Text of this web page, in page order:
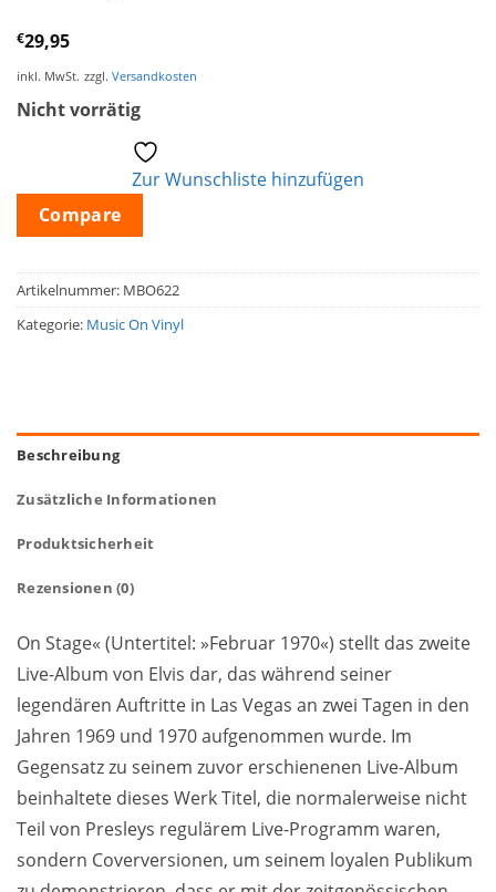
€29,95
inkl. MwSt. zzgl. Versandkosten
Nicht vorrätig
Zur Wunschliste hinzufügen
Compare
Artikelnummer: MBO622
Kategorie: Music On Vinyl
Beschreibung
Zusätzliche Informationen
Produktsicherheit
Rezensionen (0)
On Stage« (Untertitel: »Februar 1970«) stellt das zweite
Live-Album von Elvis dar, das während seiner
legendären Auftritte in Las Vegas an zwei Tagen in den
Jahren 1969 und 1970 aufgenommen wurde. Im
Gegensatz zu seinem zuvor erschienenen Live-Album
beinhaltete dieses Werk Titel, die normalerweise nicht
Teil von Presleys regulärem Live-Programm waren,
sondern Coverversionen, um seinem loyalen Publikum